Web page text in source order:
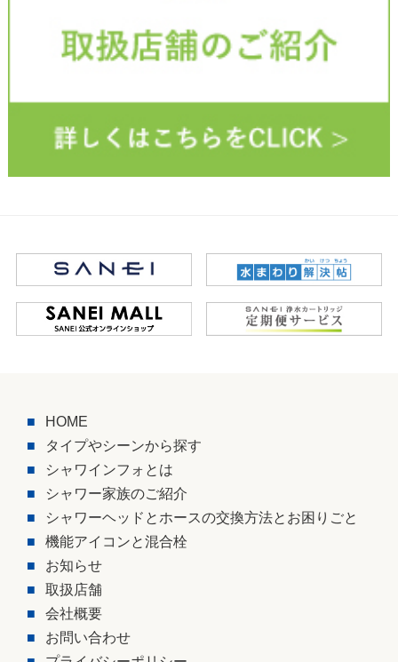
HOME
タイプやシーンから探す
シャワインフォとは
シャワー家族のご紹介
シャワーヘッドとホースの交換方法とお困りごと
機能アイコンと混合栓
お知らせ
取扱店舗
会社概要
お問い合わせ